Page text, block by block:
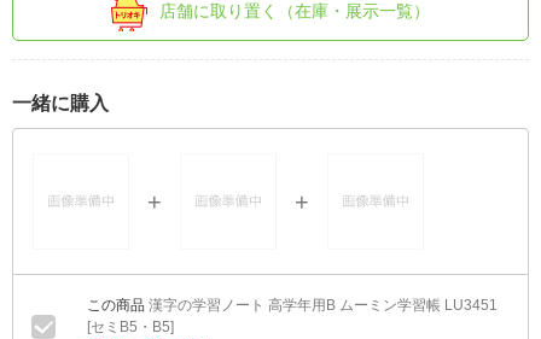
店舗に取り置く（在庫・展示一覧）
一緒に購入
漢字の学習ノート 高学年用B ムーミン学習帳 LU3451
[セミB5・B5]